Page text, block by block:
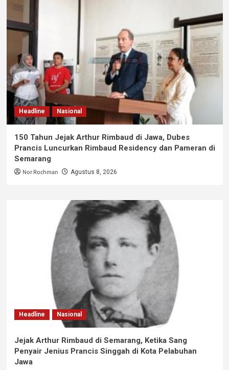
Headline Nasional
150 Tahun Jejak Arthur Rimbaud di Jawa, Dubes
Prancis Luncurkan Rimbaud Residency dan Pameran di
Semarang
Nor Rochman Agustus 8, 2026
Headline Nasional
Jejak Arthur Rimbaud di Semarang, Ketika Sang
Penyair Jenius Prancis Singgah di Kota Pelabuhan
Jawa